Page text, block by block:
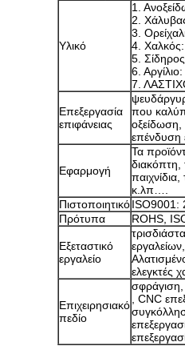
Υλικό
1.
2.
3.
4.
5.
6.
7.
Επεξεργασία
επιφάνειας
που
οξείδωση,
επένδυση
Εφαρμογή
Τα
διακόπτη,
κ.λπ….
ΠιστοποιητικόISO9001:
Πρότυπα
ROHS,
Εξεταστικό
εργαλείο
εργαλείων,
ελεγκτές
Επιχειρησιακό
πεδίο
σφράγιση,
, CNC